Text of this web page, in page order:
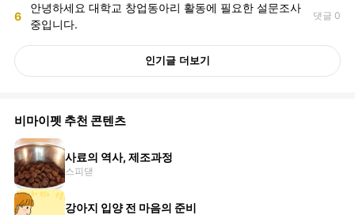
6
안녕하세요 대학교 창업동아리 활동에 필요한 설문조사
중입니다.
댓글 0
인기글 더보기
비마이펫 추천 콘텐츠
사료의 역사, 제조과정
스피댇
강아지 입양 전 마음의 준비